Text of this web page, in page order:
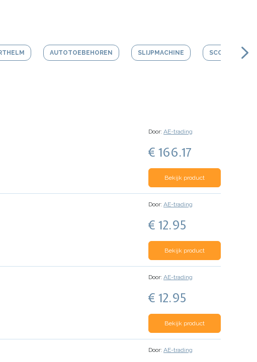
AUTOTOEBEHOREN SLIJPMACHINE SCOOTER
Door: AE-trading
€ 166.17
Bekijk product
Door: AE-trading
€ 12.95
Bekijk product
Door: AE-trading
€ 12.95
Bekijk product
Door: AE-trading